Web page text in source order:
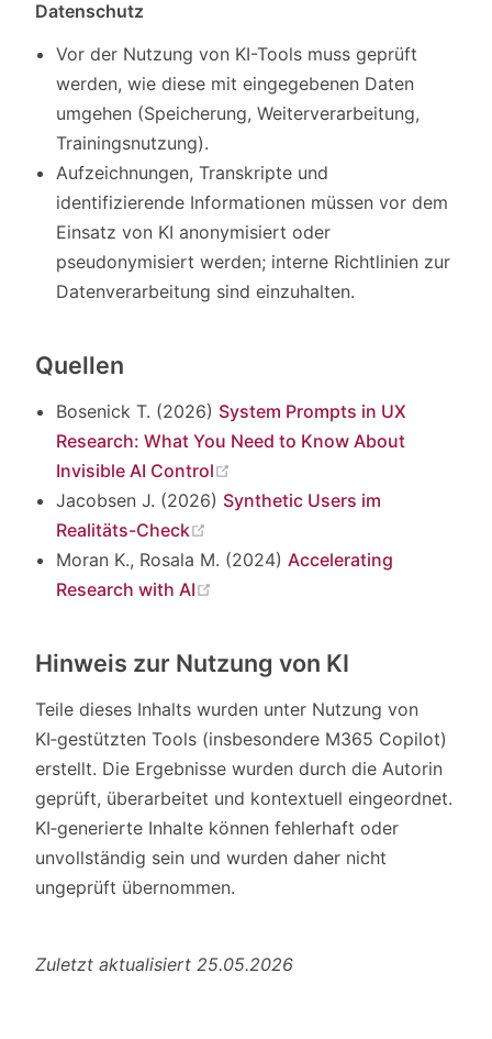
Datenschutz
Vor der Nutzung von KI-Tools muss geprüft
werden, wie diese mit eingegebenen Daten
umgehen (Speicherung, Weiterverarbeitung,
Trainingsnutzung).
Aufzeichnungen, Transkripte und
identifizierende Informationen müssen vor dem
Einsatz von KI anonymisiert oder
pseudonymisiert werden; interne Richtlinien zur
Datenverarbeitung sind einzuhalten.
Quellen
Bosenick T. (2026) System Prompts in UX
Research: What You Need to Know About
Invisible AI Control
Jacobsen J. (2026) Synthetic Users im
Realitäts-Check
Moran K., Rosala M. (2024)Accelerating
Research with AI
Hinweis zur Nutzung von KI
Teile dieses Inhalts wurden unter Nutzung von
KI‑gestützten Tools (insbesondere M365 Copilot)
erstellt. Die Ergebnisse wurden durch die Autorin
geprüft, überarbeitet und kontextuell eingeordnet.
KI‑generierte Inhalte können fehlerhaft oder
unvollständig sein und wurden daher nicht
ungeprüft übernommen.
Zuletzt aktualisiert 25.05.2026